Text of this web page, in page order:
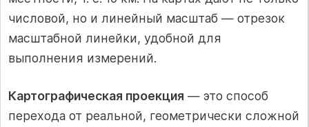
числовой, но и линейный масштаб — отрезок
масштабной линейки, удобной для
выполнения измерений.
Картографическая проекция — это способ
перехода от реальной, геометрически сложной